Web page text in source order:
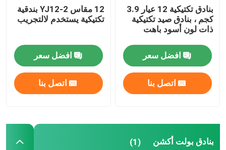
البنادق التكتيكية
بنادق بولت أكشن
بنادق نصف آلية
بنادق طلقة واحدة
بنادق تكتيكية 12 عيار 3.9
كجم ، بنادق صيد تكتيكية
ذات لون أسود باهت
افضل سعر
اتصل بنا
12 مقاس YJ12-2 بندقية
تكتيكية يستخدم لالتجريب
افضل سعر
اتصل بنا
بنادق بولت أكشن (1)